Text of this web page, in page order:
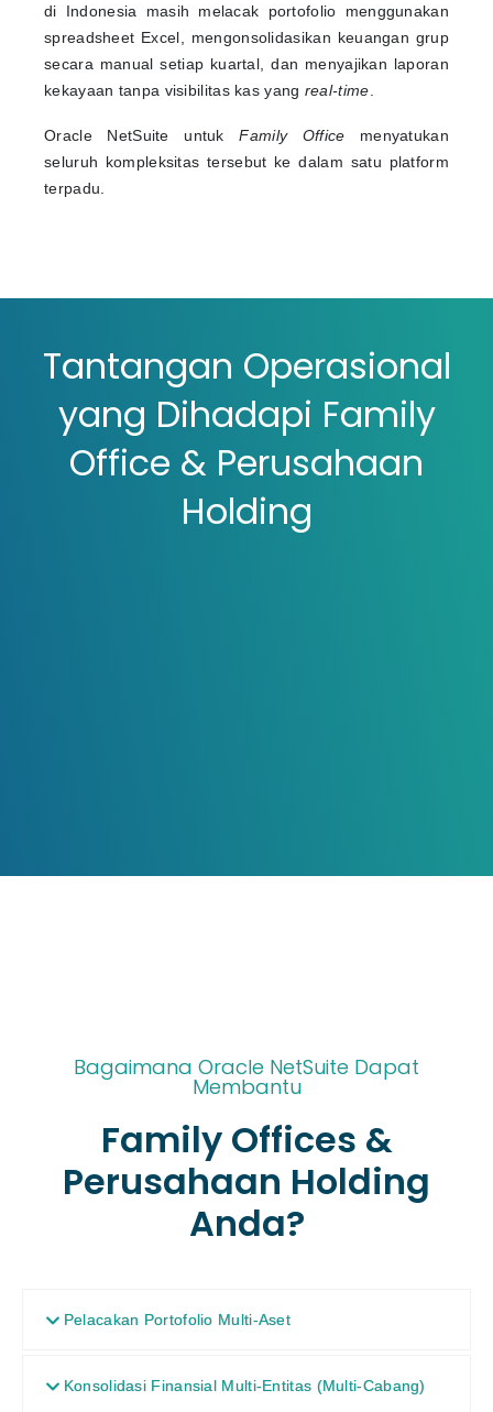
di Indonesia masih melacak portofolio menggunakan
spreadsheet Excel, mengonsolidasikan keuangan grup
secara manual setiap kuartal, dan menyajikan laporan
kekayaan tanpa visibilitas kas yang real-time
Oracle NetSuite untukFamily Office menyatukan
seluruh kompleksitas tersebut ke dalam satu platform
terpadu.
Tantangan Operasional
yang Dihadapi Family
Office & Perusahaan
Holding
Bagaimana Oracle NetSuite Dapat
Membantu
Family Offices &
Perusahaan Holding
Anda?
Pelacakan Portofolio Multi-Aset
Konsolidasi Finansial Multi-Entitas (Multi-Cabang)